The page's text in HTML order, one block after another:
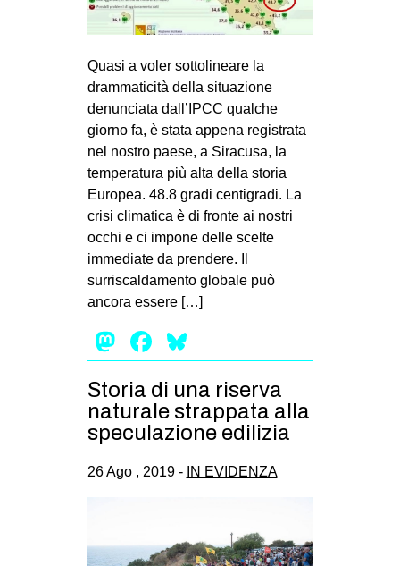
INTERNAZIONALE
ESTREMO ORIENTE
EUROPA
MEDIO ORIENTE
MONDO
EVENTI
in
bsky
ms
SEARCH
Quasi a voler sottolineare la
drammaticità della situazione
denunciata dall’IPCC qualche
giorno fa, è stata appena registrata
nel nostro paese, a Siracusa, la
temperatura più alta della storia
Europea. 48.8 gradi centigradi. La
crisi climatica è di fronte ai nostri
occhi e ci impone delle scelte
immediate da prendere. Il
surriscaldamento globale può
ancora essere […]
Mastodon
Facebook
Storia di una riserva
naturale strappata alla
speculazione edilizia
26 Ago , 2019 - IN EVIDENZA